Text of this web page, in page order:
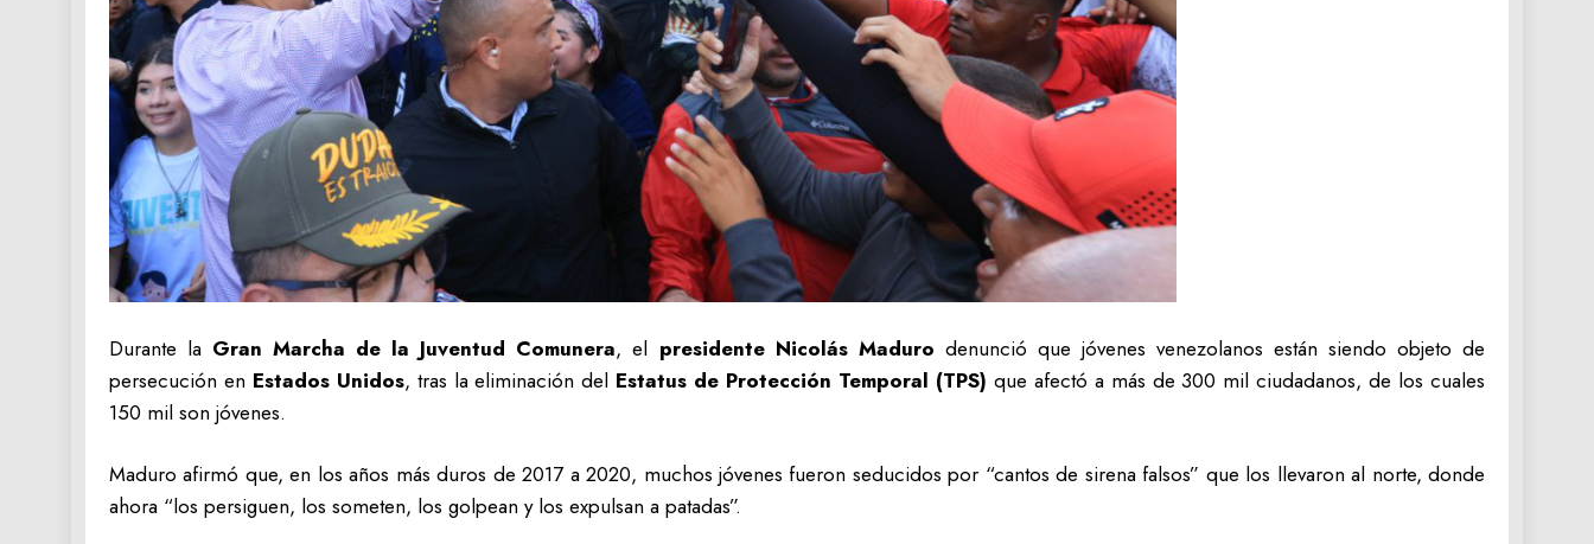
Durante la Gran Marcha de la Juventud Comunera, el presidente Nicolás Maduro denunció que jóvenes venezolanos están siendo objeto de
persecución en Estados Unidos, tras la eliminación del Estatus de Protección Temporal (TPS) que afectó a más de 300 mil ciudadanos, de los cuales
150 mil son jóvenes.
Maduro afirmó que, en los años más duros de 2017 a 2020, muchos jóvenes fueron seducidos por “cantos de sirena falsos” que los llevaron al norte, donde
ahora “los persiguen, los someten, los golpean y los expulsan a patadas”.